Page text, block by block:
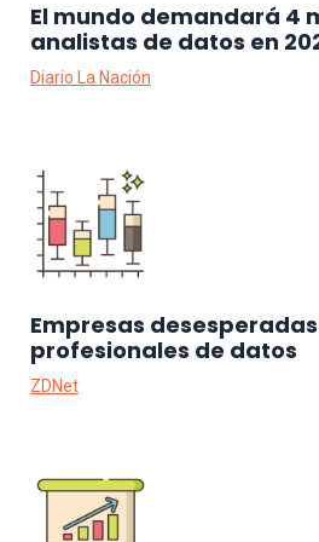
El mundo demandará 4
analistas de datos en
Diario La Nación
Empresas
profesionales de datos
ZDNet